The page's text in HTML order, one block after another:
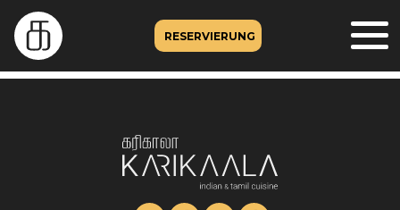
RESERVIERUNG